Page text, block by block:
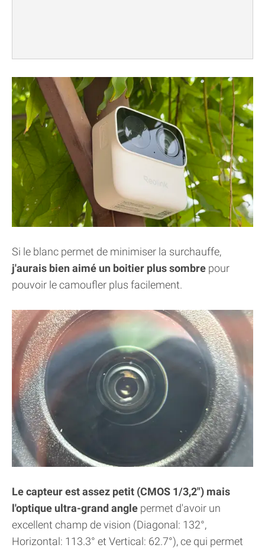
Si le blanc permet de minimiser la surchauffe,
j'aurais bien aimé un boitier plus sombre pour
pouvoir le camoufler plus facilement.
Le capteur est assez petit (CMOS 1/3,2") mais
l'optique ultra-grand angle permet d'avoir un
excellent champ de vision (Diagonal: 132°,
Horizontal: 113.3° et Vertical: 62.7°), ce qui permet